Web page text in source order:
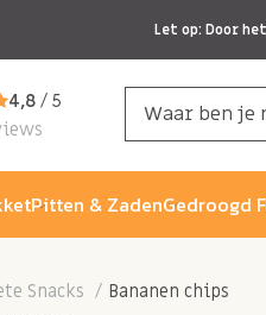
Let op: Door
4,8/ 5
Pitten & ZadenGedroogd
Snacks Bananen chips